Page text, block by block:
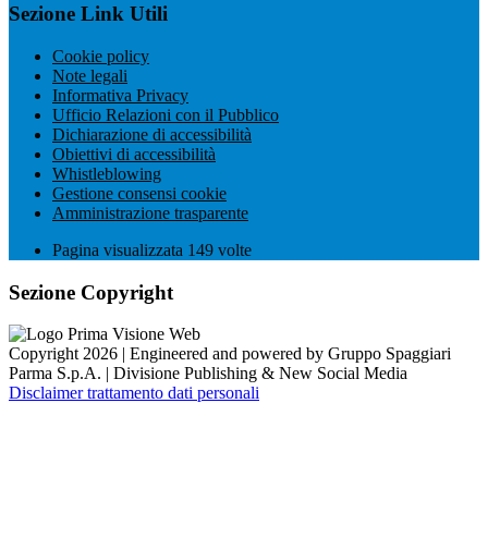
Sezione Link Utili
Cookie policy
Note legali
Informativa Privacy
Ufficio Relazioni con il Pubblico
Dichiarazione di accessibilità
Obiettivi di accessibilità
Whistleblowing
Gestione consensi cookie
Amministrazione trasparente
Pagina visualizzata 149 volte
Sezione Copyright
Copyright 2026 | Engineered and powered by Gruppo Spaggiari
Parma S.p.A. | Divisione Publishing & New Social Media
Disclaimer trattamento dati personali